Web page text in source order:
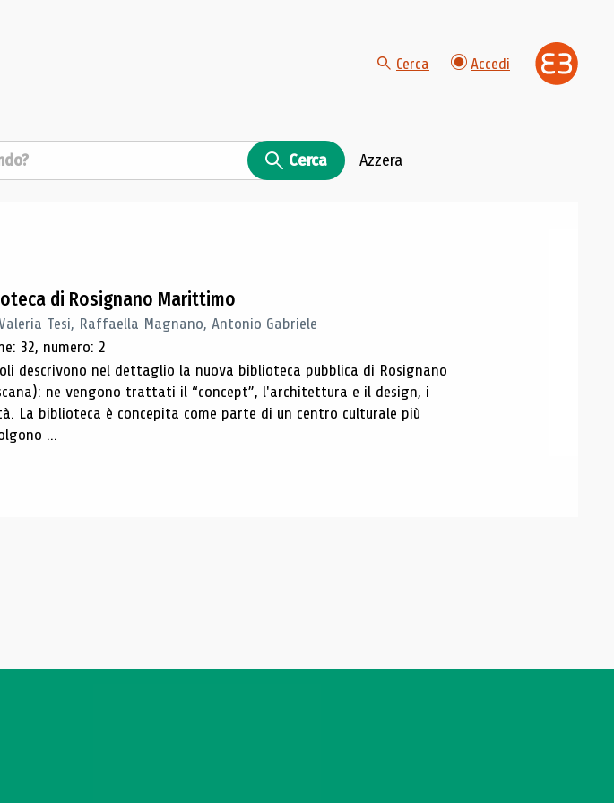
Cerca Accedi
Cerca Azzera
di Rosignano Marittimo
Tesi, Raffaella Magnano, Antonio Gabriele
32, numero: 2
descrivono nel dettaglio la nuova biblioteca pubblica di Rosignano
ne vengono trattati il ​​“concept”, l'architettura e il design, i
La biblioteca è concepita come parte di un centro culturale più
...